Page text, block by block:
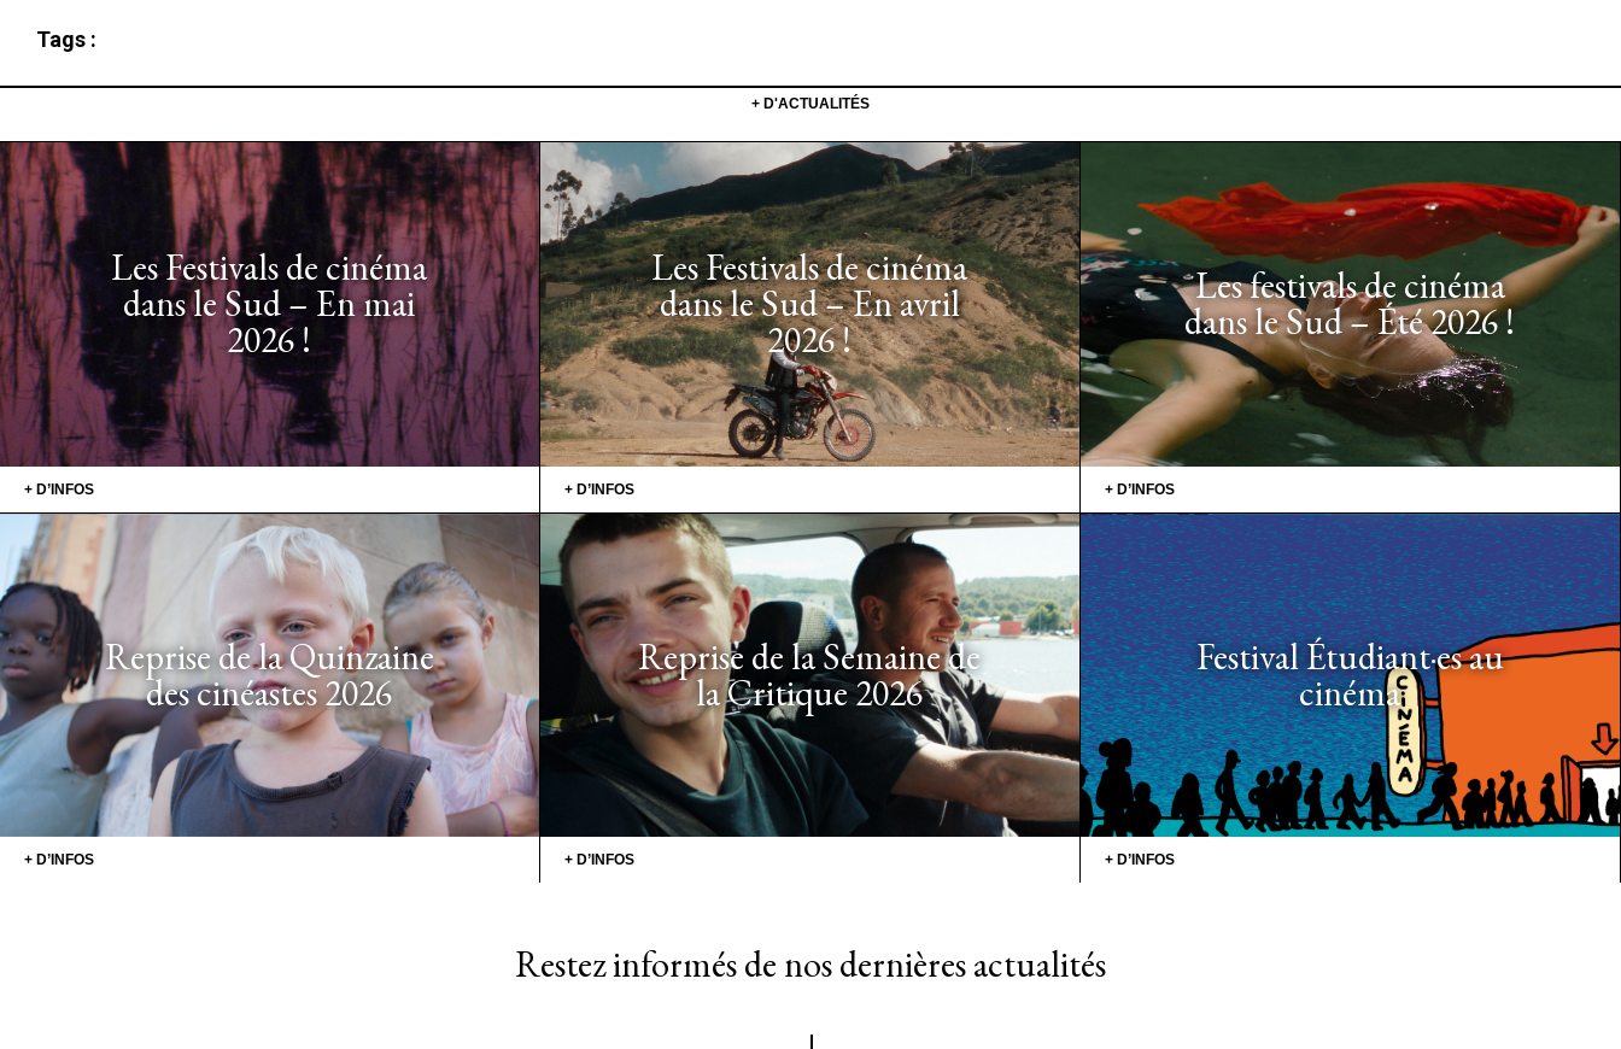
Tags :
+ D'ACTUALITÉS
Les Festivals de cinéma
dans le Sud – En mai
2026 !
+ D’INFOS
Les Festivals de cinéma
dans le Sud – En avril
2026 !
+ D’INFOS
Les festivals de cinéma
dans le Sud – Été 2026 !
+ D’INFOS
Reprise de la Quinzaine
des cinéastes 2026
+ D’INFOS
Reprise de la Semaine de
la Critique 2026
+ D’INFOS
Festival Étudiant·es au
cinéma
+ D’INFOS
Restez informés de nos dernières actualités